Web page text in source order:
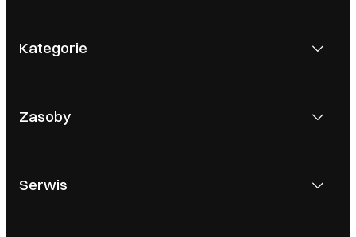
Kategorie
Zasoby
Serwis